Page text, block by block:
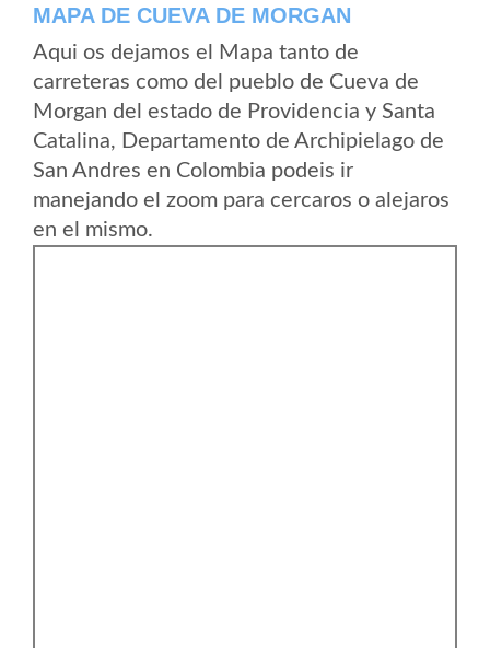
MAPA DE CUEVA DE MORGAN
Aqui os dejamos el Mapa tanto de
carreteras como del pueblo de Cueva de
Morgan del estado de Providencia y Santa
Catalina, Departamento de Archipielago de
San Andres en Colombia podeis ir
manejando el zoom para cercaros o alejaros
en el mismo.